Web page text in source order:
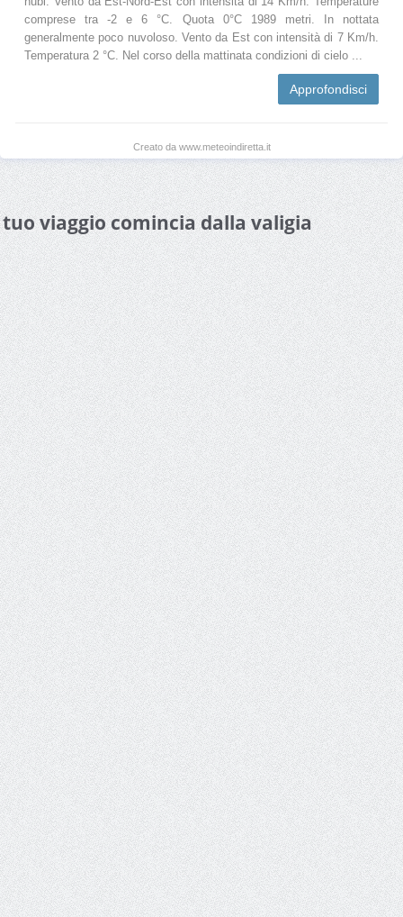
comprese tra -2 e 6 °C. Quota 0°C 1989 metri. In nottata
generalmente poco nuvoloso. Vento da Est con intensità di 7 Km/h.
Temperatura 2 °C. Nel corso della mattinata condizioni di cielo ...
Approfondisci
Creato da www.meteoindiretta.it
viaggio comincia dalla valigia